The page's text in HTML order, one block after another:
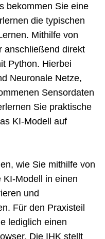
bekommen Sie eine
die typischen
Mithilfe von
anschließend direkt
Python. Hierbei
Neuronale Netze,
Sensordaten
Sie praktische
KI-Modell auf
wie Sie mithilfe von
KI-Modell in einen
und
Für den Praxisteil
lediglich einen
Die IHK stellt